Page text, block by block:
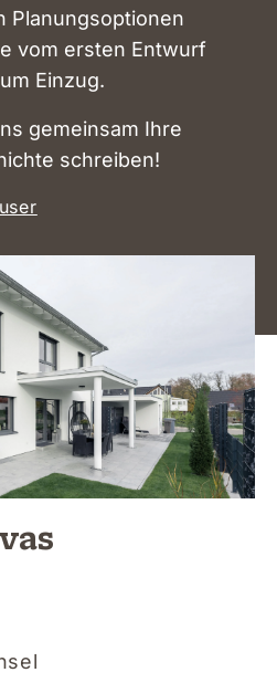
Planungsoptionen
vom ersten Entwurf
Einzug.
gemeinsam Ihre
schreiben!